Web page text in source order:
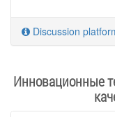
Discussion
Инновационные